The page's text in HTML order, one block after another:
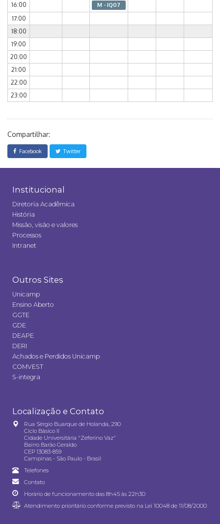
16:00 M - IQ07
17:00
18:00
19:00
20:00
21:00
22:00
23:00
Compartilhar:
Facebook Twitter
Institucional
Diretoria Acadêmica
História
Missão, visão e valores
Processos
Intranet
Outros Sites
Unicamp
Ensino Aberto
GGTE
GDE
DEAPE
DERI
Achados e Perdidos Unicamp
COMVEST
S-integra
Localização e Contato
Rua Sérgio Buarque de Holanda, 290
Ciclo Básico II
Cidade Universitária "Zeferino Vaz"
Bairro Barão Geraldo
CEP 13083-859
Campinas - São Paulo - Brasil
Telefones
Contato
Horário de funcionamento das 8h45 às 22h30
Atendimento prioritário conforme previsto na Lei 10048 de 11/08/2000